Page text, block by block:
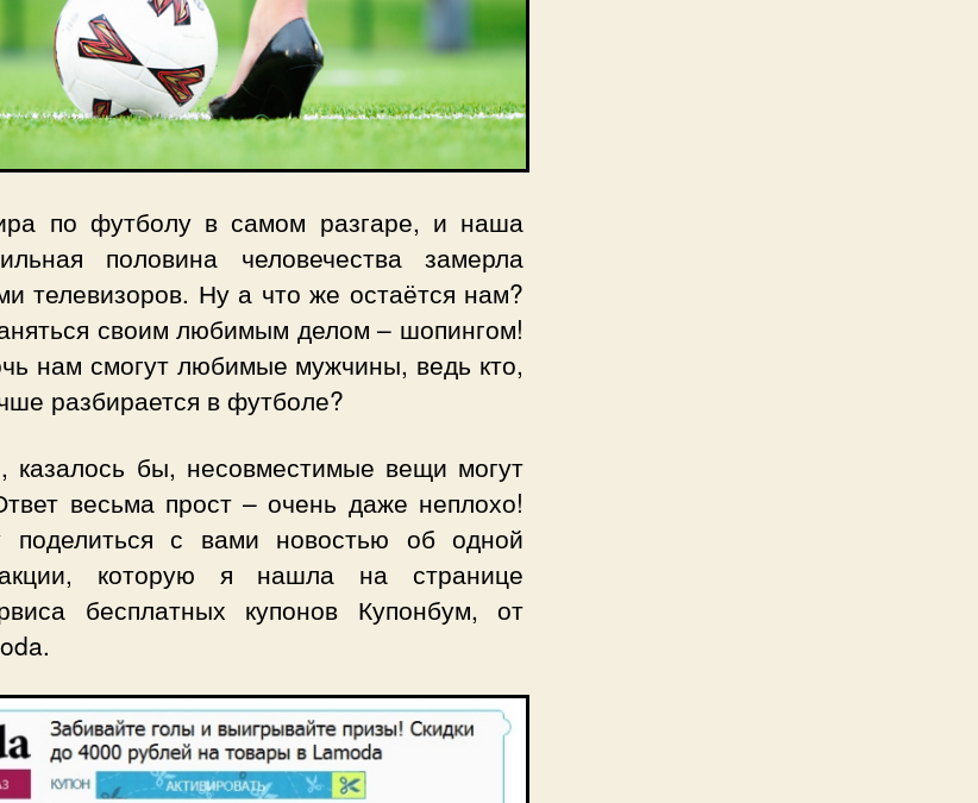
по футболу в самом разгаре, и наша
половина человечества замерла
телевизоров. Ну а что же остаётся нам?
своим любимым делом – шопингом!
нам смогут любимые мужчины, ведь кто,
разбирается в футболе?
казалось бы, несовместимые вещи могут
весьма прост – очень даже неплохо!
поделиться с вами новостью об одной
которую я нашла на странице
бесплатных купонов Купонбум, от